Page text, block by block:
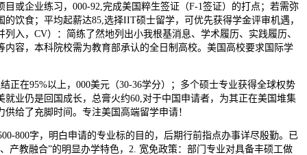
目或企业练习，000-92,完成美国粹生签证（F-1签证）的打点；若需弥
的饮食；平均起薪达85,选择IIT硕士留学，可优先获得学金评审机遇，
入，CV）：简练了然地列出小我根基消息、学术履历、实践履历、
内容，本科院校需为教育部承认的全日制高校。美国高校要求国际学
在95%以上，000美元（30-36学分）；多个硕士专业获得全球权势
就业仍是回国成长，总膏火约60,对于中国申请者，为其正在美国堆集
给了充脚时间。专注美国高端留学申请！
字，明白申请的专业标的目的，后期行前指点办事详尽殷勤。已
产教融合”的明显办学特色，2. 宽免政策：部门专业对具备丰硕工做